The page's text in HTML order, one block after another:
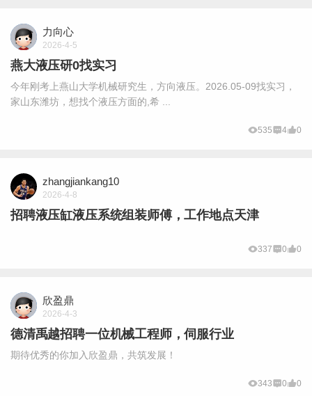
力向心
2026-4-5
燕大液压研0找实习
今年刚考上燕山大学机械研究生，方向液压。2026.05-09找实习，
家山东潍坊，想找个液压方面的,希 ...
535 4 0
zhangjiankang10
2026-4-8
招聘液压缸液压系统组装师傅，工作地点天津
337 0 0
欣盈鼎
2026-4-3
德清禹越招聘一位机械工程师，伺服行业
期待优秀的你加入欣盈鼎，共筑发展！
343 0 0